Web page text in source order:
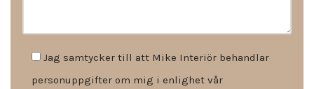
Jag samtycker till att Mike Interiör behandlar
personuppgifter om mig i enlighet vår